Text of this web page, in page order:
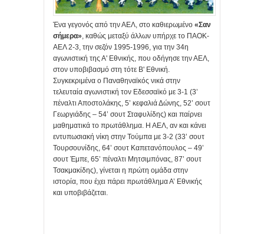
Ένα γεγονός από την ΑΕΛ, στο καθιερωμένο «Σαν
σήμερα», καθώς μεταξύ άλλων υπήρχε το ΠΑΟΚ-
ΑΕΛ 2-3, την σεζόν 1995-1996, για την 34η
αγωνιστική της Α' Εθνικής, που οδήγησε την ΑΕΛ,
στον υποβιβασμό στη τότε Β' Εθνική.
Συγκεκριμένα ο Παναθηναϊκός νικά στην
τελευταία αγωνιστική τον Εδεσσαϊκό με 3-1 (3’
πέναλτι Αποστολάκης, 5’ κεφαλιά Δώνης, 52’ σουτ
Γεωργιάδης – 54’ σουτ Σταφυλίδης) και παίρνει
μαθηματικά το πρωτάθλημα. Η ΑΕΛ, αν και κάνει
εντυπωσιακή νίκη στην Τούμπα με 3-2 (33’ σουτ
Τουρσουνίδης, 64’ σουτ Καπετανόπουλος – 49’
σουτ Έμπε, 65’ πέναλτι Μητσιμπόνας, 87’ σουτ
Τσακμακίδης), γίνεται η πρώτη ομάδα στην
ιστορία, που έχει πάρει πρωτάθλημα Α’ Εθνικής
και υποβιβάζεται.